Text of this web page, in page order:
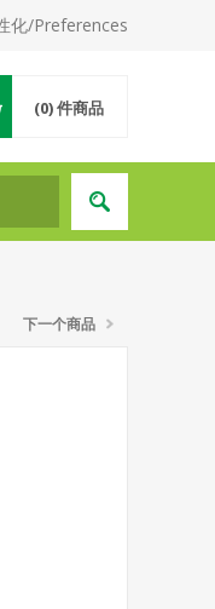
化/Preferences
(0)件商品
下一个商品